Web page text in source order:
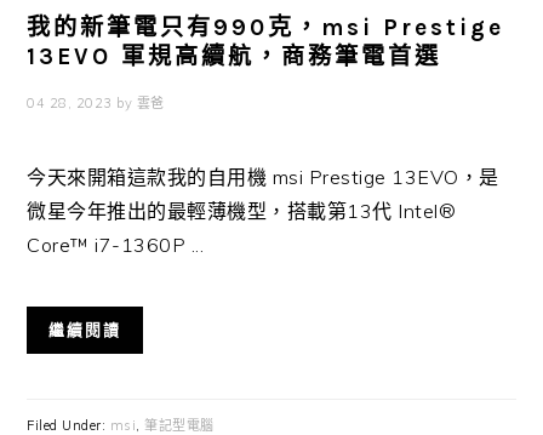
我的新筆電只有990克，msi Prestige
13EVO 軍規高續航，商務筆電首選
04 28, 2023 by 雲爸
今天來開箱這款我的自用機 msi Prestige 13EVO，是
微星今年推出的最輕薄機型，搭載第13代 Intel®
Core™ i7-1360P ...
繼續閱讀
Filed Under: msi, 筆記型電腦